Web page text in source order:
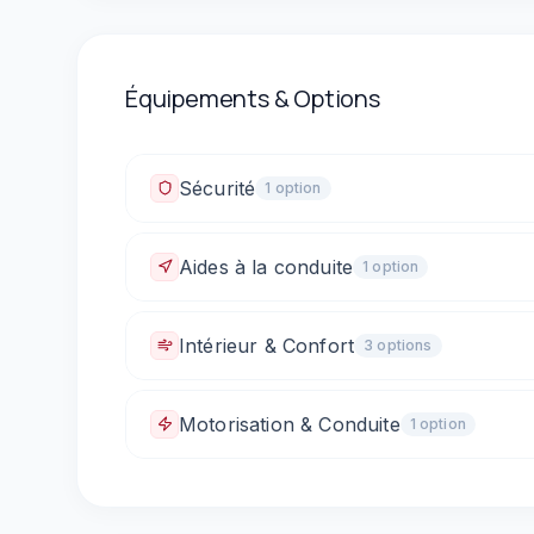
Équipements & Options
Sécurité 1 option
Fixations ISOFIX
Aides à la conduite 1 option
Caméra de recul
Intérieur & Confort 3 options
Climatisation automatique
Motorisation & Conduite 1 option